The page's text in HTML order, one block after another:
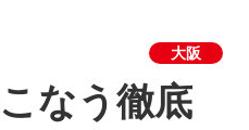
大阪
なう徹底